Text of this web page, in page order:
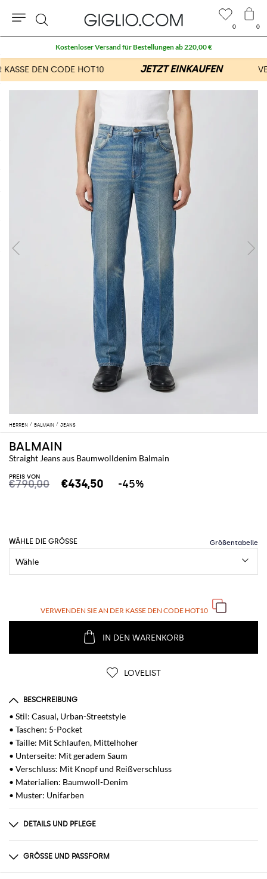
HERREN BALMAIN JEANS
BALMAIN
Straight Jeans aus Baumwolldenim Balmain
PREIS VON
€790,00 €434,50 -45%
WÄHLE DIE GRÖSSE
VERWENDEN SIE AN DER KASSE DEN CODE HOT10
IN DEN WARENKORB
LOVELIST
BESCHREIBUNG
• Stil: Casual, Urban-Streetstyle
• Taschen: 5-Pocket
• Taille: Mit Schlaufen, Mittelhoher
• Unterseite: Mit geradem Saum
• Verschluss: Mit Knopf und Reißverschluss
• Materialien: Baumwoll-Denim
• Muster: Unifarben
DETAILS UND PFLEGE
100% cotton
GRÖSSE UND PASSFORM
Größen
0 0
Suche
Kostenloser Versand für Bestellungen ab 220,00 €